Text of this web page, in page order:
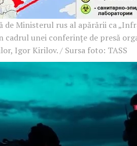
de Ministerul rus al apărării ca
cadrul unei conferințe de presă
Igor Kirilov. / Sursa foto: TASS